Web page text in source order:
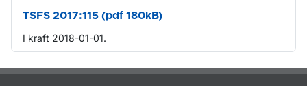
TSFS 2017:115 (pdf 180kB)
I kraft 2018-01-01.
Om sidan